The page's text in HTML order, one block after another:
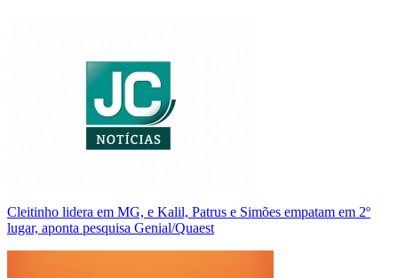
Cleitinho lidera em MG, e Kalil, Patrus e Simões empatam em 2º
lugar, aponta pesquisa Genial/Quaest